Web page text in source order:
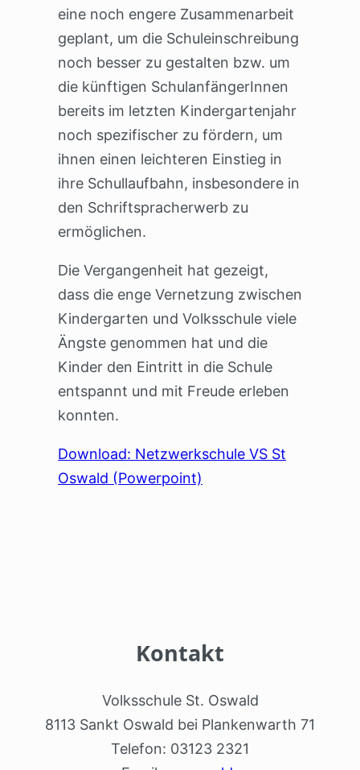
eine noch engere Zusammenarbeit
geplant, um die Schuleinschreibung
noch besser zu gestalten bzw. um
die künftigen SchulanfängerInnen
bereits im letzten Kindergartenjahr
noch spezifischer zu fördern, um
ihnen einen leichteren Einstieg in
ihre Schullaufbahn, insbesondere in
den Schriftspracherwerb zu
ermöglichen.
Die Vergangenheit hat gezeigt,
dass die enge Vernetzung zwischen
Kindergarten und Volksschule viele
Ängste genommen hat und die
Kinder den Eintritt in die Schule
entspannt und mit Freude erleben
konnten.
Download: Netzwerkschule VS St
Oswald (Powerpoint)
Kontakt
Volksschule St. Oswald
8113 Sankt Oswald bei Plankenwarth 71
Telefon: 03123 2321